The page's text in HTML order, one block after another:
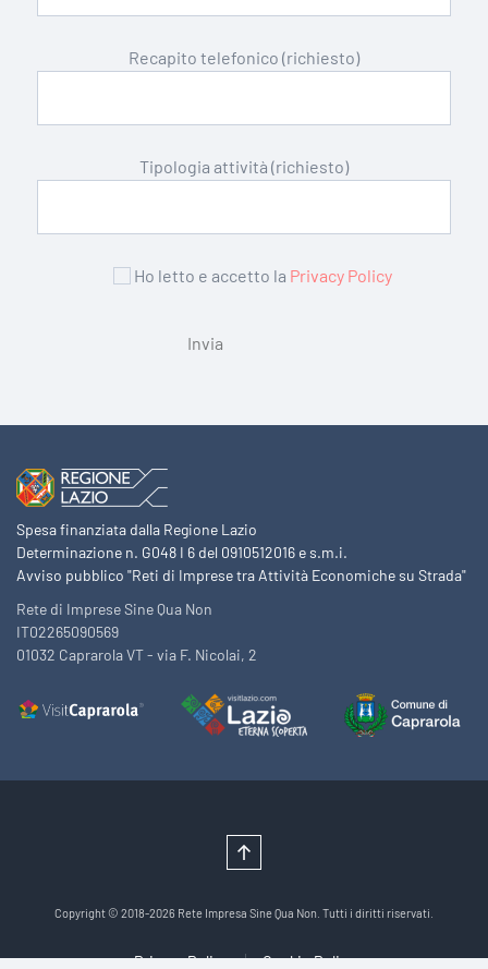
Recapito telefonico (richiesto)
Tipologia attività (richiesto)
Ho letto e accetto la Privacy Policy
Spesa finanziata dalla Regione Lazio
Determinazione n. G048 I 6 del 0910512016 e s.m.i.
Avviso pubblico "Reti di Imprese tra Attività Economiche su Strada"
Rete di Imprese Sine Qua Non
IT02265090569
01032 Caprarola VT - via F. Nicolai, 2
Copyright © 2018-2026 Rete Impresa Sine Qua Non. Tutti i diritti riservati.
Privacy Policy Cookie Policy